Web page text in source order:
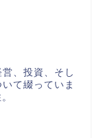
、投資、そし
て綴っていま